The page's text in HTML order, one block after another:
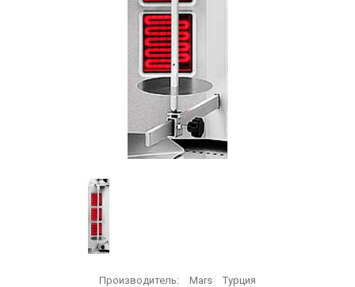
Производитель: Mars Турция